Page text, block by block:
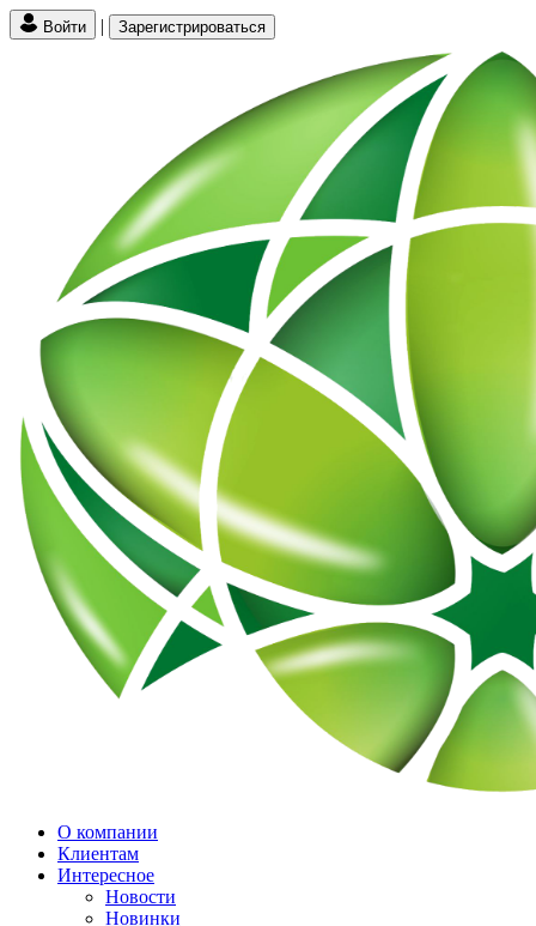
Войти | Зарегистрироваться
О компании
Клиентам
Интересное
Новости
Новинки